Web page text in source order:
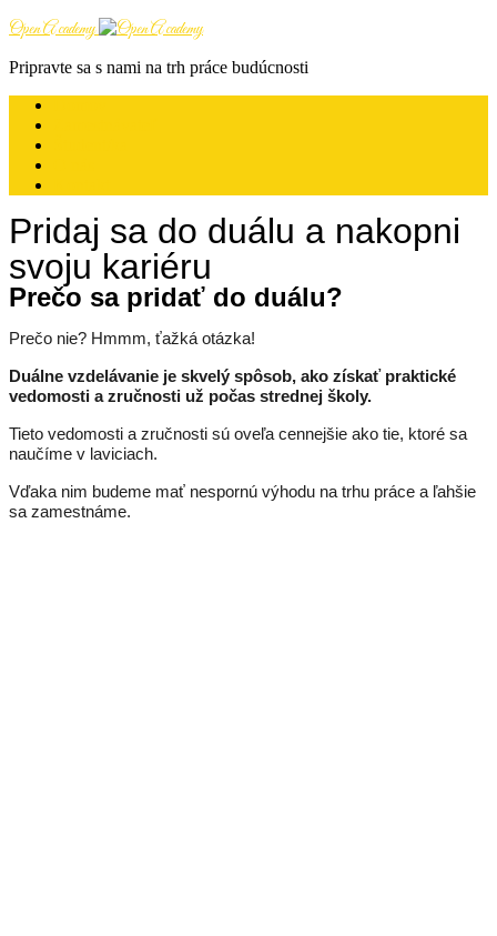
Open Academy
Pripravte sa s nami na trh práce budúcnosti
Pridaj sa do duálu a nakopni
svoju kariéru
Prečo sa pridať do duálu?
Prečo nie? Hmmm, ťažká otázka!
Duálne vzdelávanie je skvelý spôsob, ako získať praktické
vedomosti a zručnosti už počas strednej školy.
Tieto vedomosti a zručnosti sú oveľa cennejšie ako tie, ktoré sa
naučíme v laviciach.
Vďaka nim budeme mať nespornú výhodu na trhu práce a ľahšie
sa zamestnáme.